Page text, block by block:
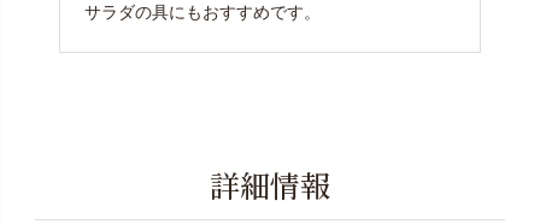
サラダの具にもおすすめです。
詳細情報